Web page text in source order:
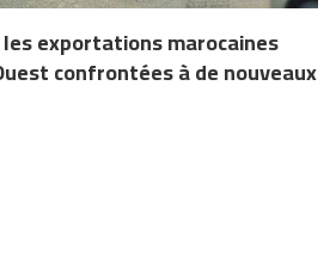
exportations marocaines
confrontées à de nouveaux